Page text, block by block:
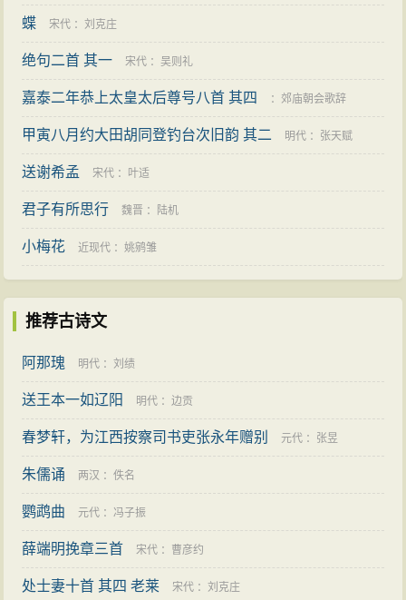
蝶 宋代 ：刘克庄
绝句二首 其一 宋代 ：吴则礼
嘉泰二年恭上太皇太后尊号八首 其四 ： 郊庙朝会歌辞
甲寅八月约大田胡同登钓台次旧韵 其二 明代 ： 张天赋
送谢希孟 宋代 ： 叶适
君子有所思行 魏晋 ： 陆机
小梅花 近现代 ：姚鹓雏
推荐古诗文
阿那瑰 明代 ：刘绩
送王本一如辽阳 明代 ：边贡
春梦轩，为江西按察司书吏张永年赠别 元代 ： 张昱
朱儒诵 两汉 ：佚名
鹦鹉曲 元代 ：冯子振
薛端明挽章三首 宋代 ： 曹彦约
处士妻十首 其四 老莱 宋代 ：刘克庄